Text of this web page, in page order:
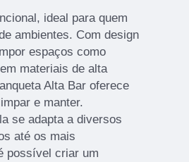
ideal para quem
ambientes. Com design
espaços como
materiais de alta
Alta Bar oferece
e manter.
se adapta a diversos
até os mais
possível criar um